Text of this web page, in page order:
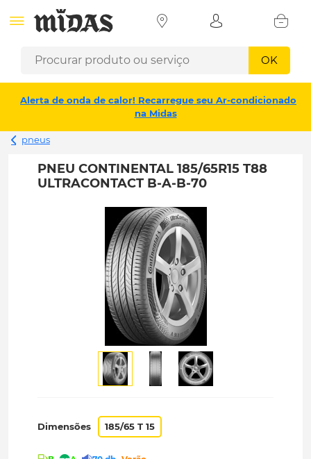
OK
Alerta de onda de calor! Recarregue seu Ar-condicionado
na Midas
pneus
PNEU CONTINENTAL 185/65R15 T88
ULTRACONTACT B-A-B-70
Dimensões 185/65 T 15